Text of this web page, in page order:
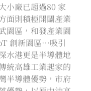
小廠已超過80 家
面則積極開闢產業
園區，和發產業園
創新園區…吸引
水港更是半導體地
統高雄工業起家的
半導體優勢，市府